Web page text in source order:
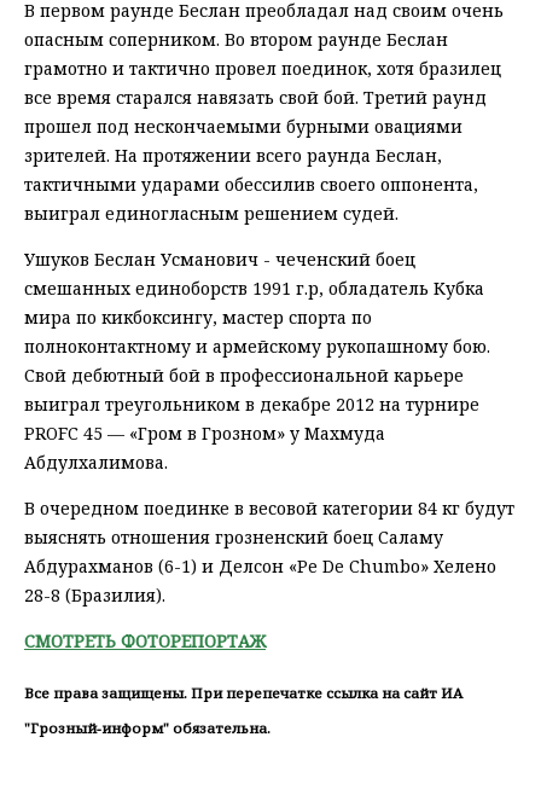
В первом раунде Беслан преобладал над своим очень
опасным соперником. Во втором раунде Беслан
грамотно и тактично провел поединок, хотя бразилец
все время старался навязать свой бой. Третий раунд
прошел под нескончаемыми бурными овациями
зрителей. На протяжении всего раунда Беслан,
тактичными ударами обессилив своего оппонента,
выиграл единогласным решением судей.
Ушуков Беслан Усманович - чеченский боец
смешанных единоборств 1991 г.р, обладатель Кубка
мира по кикбоксингу, мастер спорта по
полноконтактному и армейскому рукопашному бою.
Свой дебютный бой в профессиональной карьере
выиграл треугольником в декабре 2012 на турнире
PROFC 45 — «Гром в Грозном» у Махмуда
Абдулхалимова.
В очередном поединке в весовой категории 84 кг будут
выяснять отношения грозненский боец Саламу
Абдурахманов (6-1) и Делсон «Pe De Chumbo» Хелено
28-8 (Бразилия).
СМОТРЕТЬ ФОТОРЕПОРТАЖ
Все права защищены. При перепечатке ссылка на сайт ИА
"Грозный-информ" обязательна.